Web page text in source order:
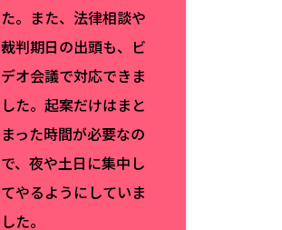
た。また、法律相談や
裁判期日の出頭も、ビ
デオ会議で対応できま
した。起案だけはまと
まった時間が必要なの
で、夜や土日に集中し
てやるようにしていま
した。